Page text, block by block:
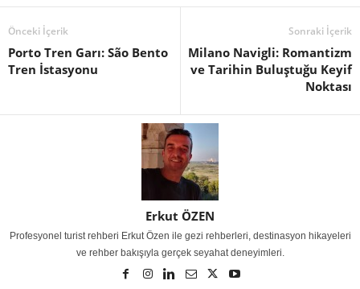
Önceki İçerik
Porto Tren Garı: São Bento
Tren İstasyonu
Sonraki İçerik
Milano Navigli: Romantizm
ve Tarihin Buluştuğu Keyif
Noktası
Erkut ÖZEN
Profesyonel turist rehberi Erkut Özen ile gezi rehberleri, destinasyon hikayeleri
ve rehber bakışıyla gerçek seyahat deneyimleri.